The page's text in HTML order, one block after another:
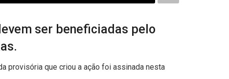
ser beneficiadas pelo
provisória que criou a ação foi assinada nesta